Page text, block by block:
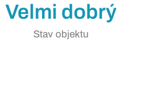
Velmi dobrý
Stav objektu